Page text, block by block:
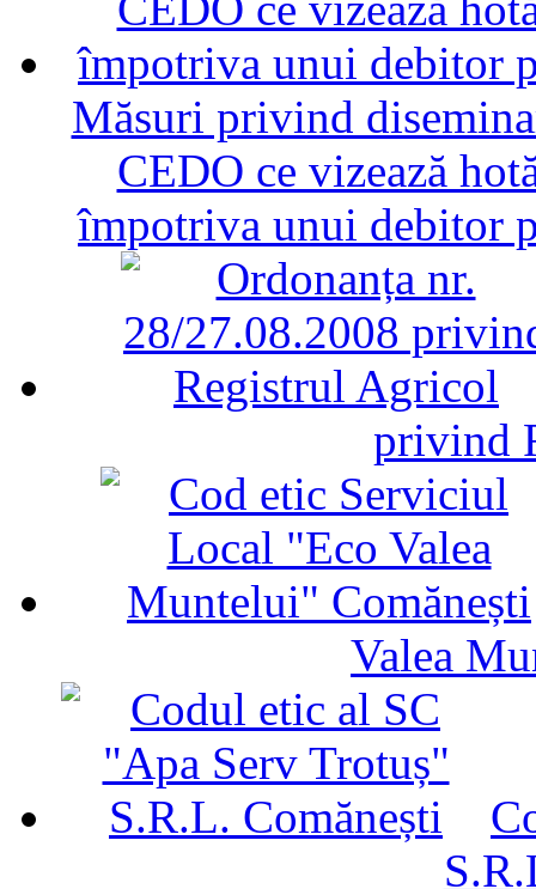
Măsuri privind
CEDO ce vizează
împotriva unui debitor
privind
Valea